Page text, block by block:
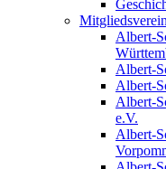
Albert-
Albert-
Albert-
Albert-
e.V.
Albert-